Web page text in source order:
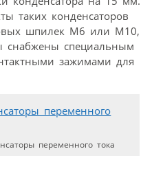
таких конденсаторов
шпилек M6 или M10,
снабжены специальным
зажимами для
переменного тока